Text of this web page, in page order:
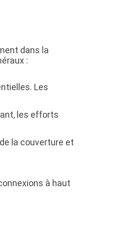
dans la
:
Les
les efforts
la couverture et
à haut